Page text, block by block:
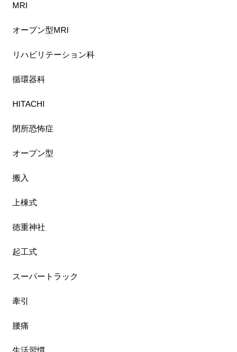
MRI
オープン型MRI
リハビリテーション科
循環器科
HITACHI
閉所恐怖症
オープン型
搬入
上棟式
徳重神社
起工式
スーパートラック
牽引
腰痛